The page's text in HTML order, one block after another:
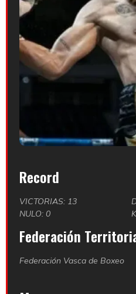
Record
VICTORIAS: 13
NULO: 0
Federación
Federación Vasca de Boxeo